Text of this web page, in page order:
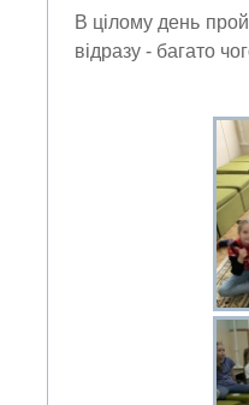
В цілому день
відразу - багато